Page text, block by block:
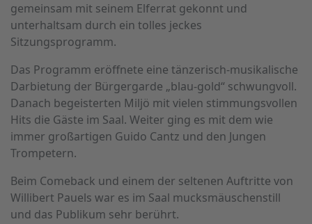
gemeinsam mit seinem Elferrat gekonnt und
unterhaltsam durch ein tolles jeckes
Sitzungsprogramm.
Das Programm eröffnete eine tänzerisch-musikalische
Darbietung der Bürgergarde „blau-gold“ schwungvoll.
Danach begeisterten Miljö mit vielen stimmungsvollen
Hits die Gäste im Saal. Weiter ging es mit dem wie
immer großartigen Guido Cantz und den Jungen
Trompetern.
Beim Comeback und einem der seltenen Auftritte von
Willibert Pauels war es im Saal mucksmäuschenstill
und das Publikum sehr berührt.